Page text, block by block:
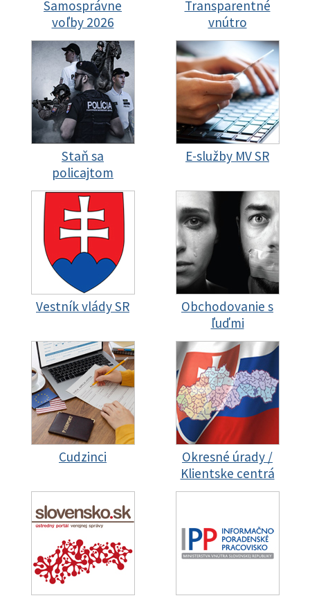
Samosprávne
voľby 2026
Transparentné
vnútro
Staň sa
policajtom
E-služby MV SR
Vestník vlády SR
Obchodovanie s
ľuďmi
Cudzinci
Okresné úrady /
Klientske centrá